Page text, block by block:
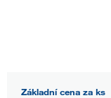
Základní cena za ks